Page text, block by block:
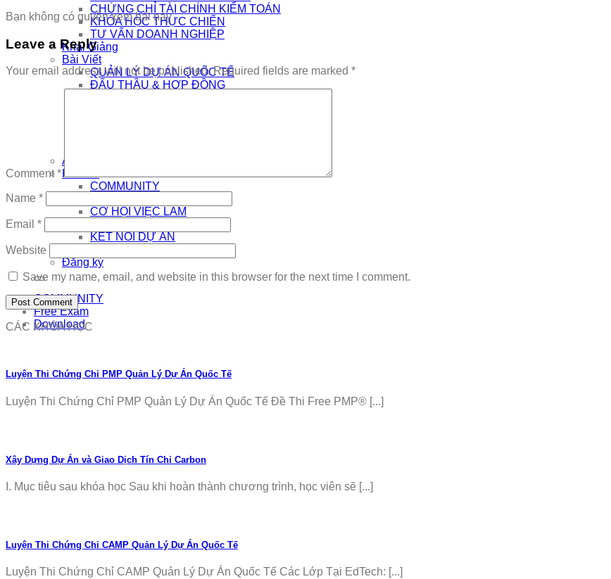
CHỨNG CHỈ TÀI CHÍNH KIỂM TOÁN
KHÓA HỌC THỰC CHIẾN
TƯ VẤN DOANH NGHIỆP
Khai Giảng
Bài Viết
QUẢN LÝ DỰ ÁN QUỐC TẾ
ĐẤU THẦU & HỢP ĐỒNG
AI
Kết Nối
COMMUNITY
CƠ HỘI VIỆC LÀM
KẾT NỐI DỰ ÁN
Đăng ký
COMMUNITY
Free Exam
Download
Bạn không có quyền xem bài này
Leave a Reply
Your email address will not be published. Required fields are marked *
Comment*
Name *
Email *
Website
Save my name, email, and website in this browser for the next time I comment.
CÁC KHÓA HỌC
Luyện Thi Chứng Chỉ PMP Quản Lý Dự Án Quốc Tế
Luyện Thi Chứng Chỉ PMP Quản Lý Dự Án Quốc Tế Đề Thi Free PMP® [...]
Xây Dựng Dự Án và Giao Dịch Tín Chỉ Carbon
I. Mục tiêu sau khóa học Sau khi hoàn thành chương trình, học viên sẽ [...]
Luyện Thi Chứng Chỉ CAMP Quản Lý Dự Án Quốc Tế
Luyện Thi Chứng Chỉ CAMP Quản Lý Dự Án Quốc Tế Các Lớp Tại EdTech: [...]